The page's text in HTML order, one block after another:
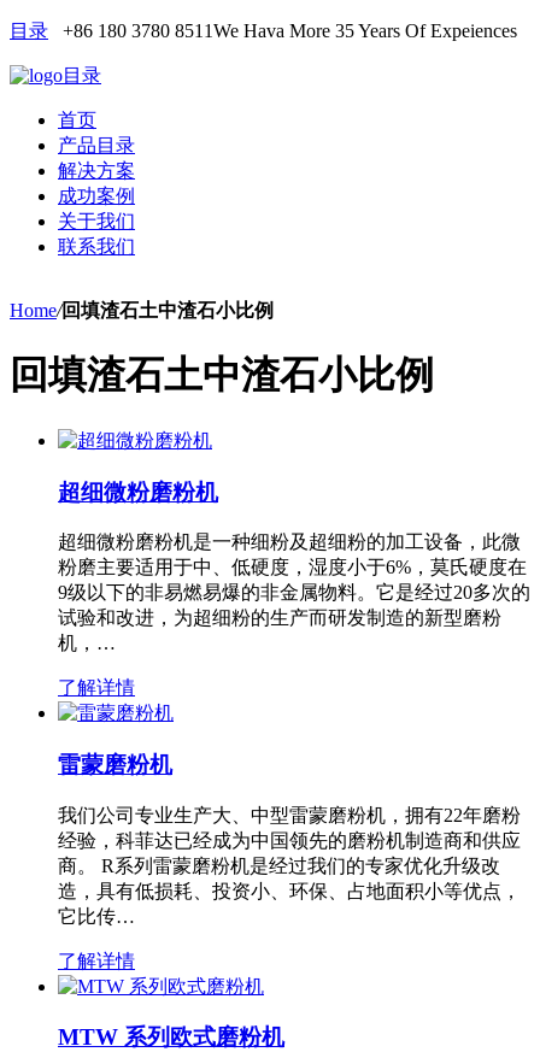
目录 +86 180 3780 8511We Hava More 35 Years Of Expeiences
目录
首页
产品目录
解决方案
成功案例
关于我们
联系我们
Home/回填渣石土中渣石小比例
回填渣石土中渣石小比例
超细微粉磨粉机
超细微粉磨粉机是一种细粉及超细粉的加工设备，此微
粉磨主要适用于中、低硬度，湿度小于6%，莫氏硬度在
9级以下的非易燃易爆的非金属物料。它是经过20多次的
试验和改进，为超细粉的生产而研发制造的新型磨粉
机，…
了解详情
雷蒙磨粉机
我们公司专业生产大、中型雷蒙磨粉机，拥有22年磨粉
经验，科菲达已经成为中国领先的磨粉机制造商和供应
商。 R系列雷蒙磨粉机是经过我们的专家优化升级改
造，具有低损耗、投资小、环保、占地面积小等优点，
它比传…
了解详情
MTW 系列欧式磨粉机